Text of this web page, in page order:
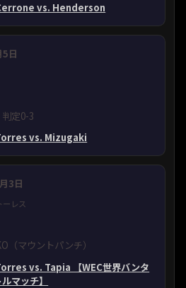
vs. Henderson
日
定0-3
vs. Mizugaki
3日
ーレス
（マウントパンチ）
vs. Tapia 【WEC世界バンタ
マッチ】